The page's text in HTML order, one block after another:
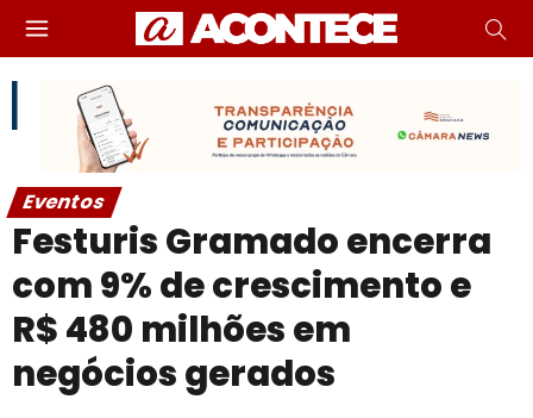
Eventos
Festuris Gramado encerra
com 9% de crescimento e
R$ 480 milhões em
negócios gerados